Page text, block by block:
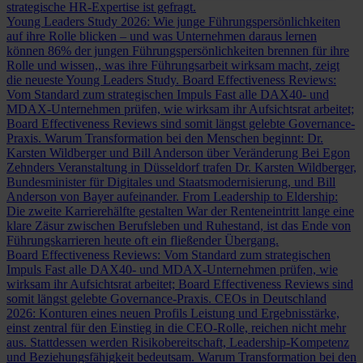
strategische HR-Expertise ist gefragt.
Young Leaders Study 2026: Wie junge Führungspersönlichkeiten
auf ihre Rolle blicken – und was Unternehmen daraus lernen
können 86% der jungen Führungspersönlichkeiten brennen für ihre
Rolle und wissen,, was ihre Führungsarbeit wirksam macht, zeigt
die neueste Young Leaders Study. Board Effectiveness Reviews:
Vom Standard zum strategischen Impuls Fast alle DAX40- und
MDAX-Unternehmen prüfen, wie wirksam ihr Aufsichtsrat arbeitet;
Board Effectiveness Reviews sind somit längst gelebte Governance-
Praxis. Warum Transformation bei den Menschen beginnt: Dr.
Karsten Wildberger und Bill Anderson über Veränderung Bei Egon
Zehnders Veranstaltung in Düsseldorf trafen Dr. Karsten Wildberger,
Bundesminister für Digitales und Staatsmodernisierung, und Bill
Anderson von Bayer aufeinander. From Leadership to Eldership:
Die zweite Karrierehälfte gestalten War der Renteneintritt lange eine
klare Zäsur zwischen Berufsleben und Ruhestand, ist das Ende von
Führungskarrieren heute oft ein fließender Übergang.
Board Effectiveness Reviews: Vom Standard zum strategischen
Impuls Fast alle DAX40- und MDAX-Unternehmen prüfen, wie
wirksam ihr Aufsichtsrat arbeitet; Board Effectiveness Reviews sind
somit längst gelebte Governance-Praxis. CEOs in Deutschland
2026: Konturen eines neuen Profils Leistung und Ergebnisstärke,
einst zentral für den Einstieg in die CEO-Rolle, reichen nicht mehr
aus. Stattdessen werden Risikobereitschaft, Leadership-Kompetenz
und Beziehungsfähigkeit bedeutsam. Warum Transformation bei den